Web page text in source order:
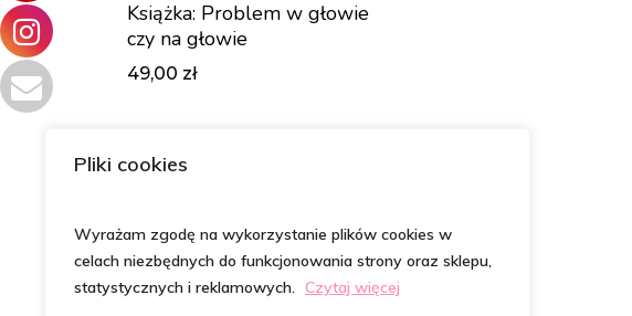
Pliki cookies
Wyrażam zgodę na wykorzystanie plików cookies w
celach niezbędnych do funkcjonowania strony oraz sklepu,
statystycznych i reklamowych. Czytaj więcej
Książka: Problem w głowie
czy na głowie
49,00 zł